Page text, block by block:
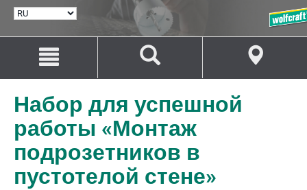
ВЫБРАТЬ
Перейти
содержанию
Перейти
навигации
Набор для успешной
работы «Монтаж
подрозетников в
пустотелой стене»